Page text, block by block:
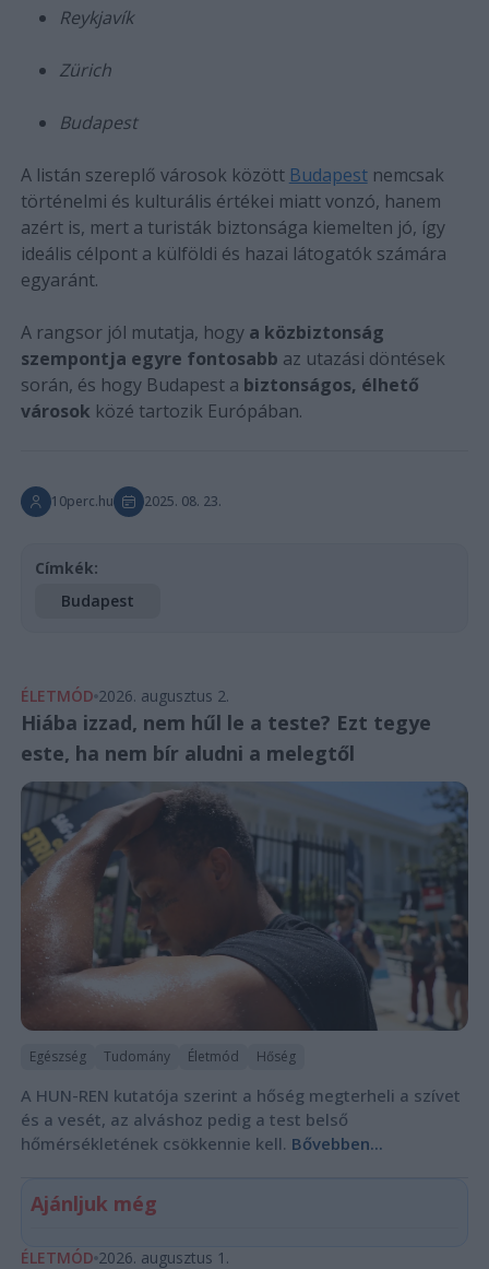
Reykjavík
Zürich
Budapest
A listán szereplő városok között Budapestnemcsak
történelmi és kulturális értékei miatt vonzó, hanem
azért is, mert a turisták biztonsága kiemelten jó, így
ideális célpont a külföldi és hazai látogatók számára
egyaránt.
A rangsor jól mutatja, hogy a közbiztonság
szempontja egyre fontosabb az utazási döntések
során, és hogy Budapest a biztonságos, élhető
városok közé tartozik Európában.
10perc.hu 2025. 08. 23.
Címkék:
Budapest
ÉLETMÓD 2026. augusztus 2.
Hiába izzad, nem hűl le a teste? Ezt tegye
este, ha nem bír aludni a melegtől
Egészség Tudomány Életmód Hőség
A HUN-REN kutatója szerint a hőség megterheli a szívet
és a vesét, az alváshoz pedig a test belső
hőmérsékletének csökkennie kell. Bővebben...
Ajánljuk még
ÉLETMÓD 2026. augusztus 1.